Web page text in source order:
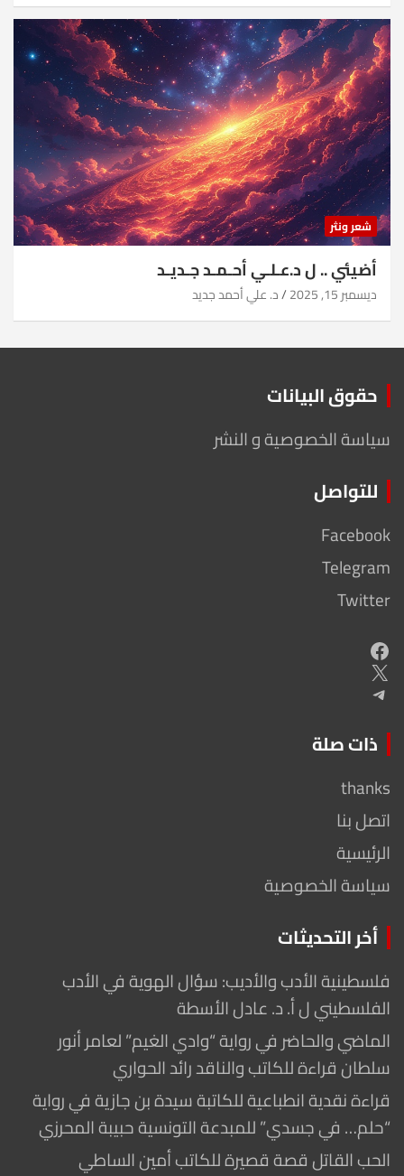
شعر ونثر
أضيئي .. ل د.عـلـي أحـمـد جـديـد
ديسمبر 15, 2025 د. علي أحمد جديد
حقوق البيانات
سياسة الخصوصية و النشر
للتواصل
Facebook
Telegram
Twitter
Facebook
X
Telegram
ذات صلة
thanks
اتصل بنا
الرئيسية
سياسة الخصوصية
أخر التحديثات
فلسطينية الأدب والأديب: سؤال الهوية في الأدب
الفلسطيني ل أ. د. عادل الأسطة
الماضي والحاضر في رواية “وادي الغيم” لعامر أنور
سلطان قراءة للكاتب والناقد رائد الحواري
قراءة نقدية انطباعية للكاتبة سيدة بن جازية في رواية
“حلم… في جسدي” للمبدعة التونسية حبيبة المحرزي
الحب القاتل قصة قصيرة للكاتب أمين الساطي